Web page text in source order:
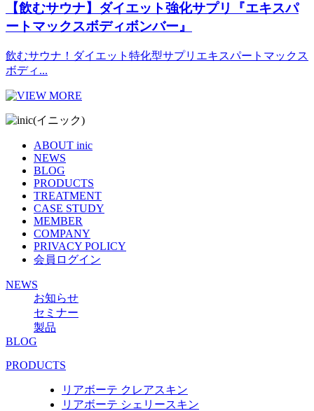
【飲むサウナ】ダイエット強化サプリ『エキスパ
ートマックスボディボンバー』
飲むサウナ！ダイエット特化型サプリエキスパートマックス
ボディ...
ABOUT inic
NEWS
BLOG
PRODUCTS
TREATMENT
CASE STUDY
MEMBER
COMPANY
PRIVACY POLICY
会員ログイン
NEWS
お知らせ
セミナー
製品
BLOG
PRODUCTS
リアボーテ クレアスキン
リアボーテ シェリースキン